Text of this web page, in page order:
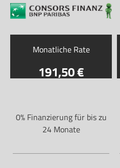
Monatliche Rate
191,50
0% Finanzierung für bis zu
24 Monate